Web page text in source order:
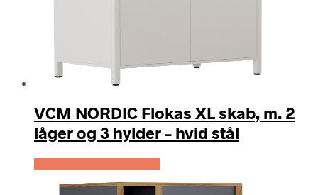
VCM NORDIC Flokas XL skab, m. 2
låger og 3 hylder – hvid stål